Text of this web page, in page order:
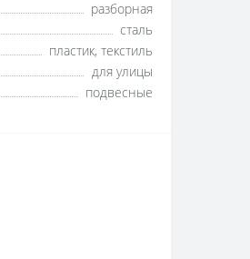
разборная
сталь
пластик, текстиль
для улицы
подвесные